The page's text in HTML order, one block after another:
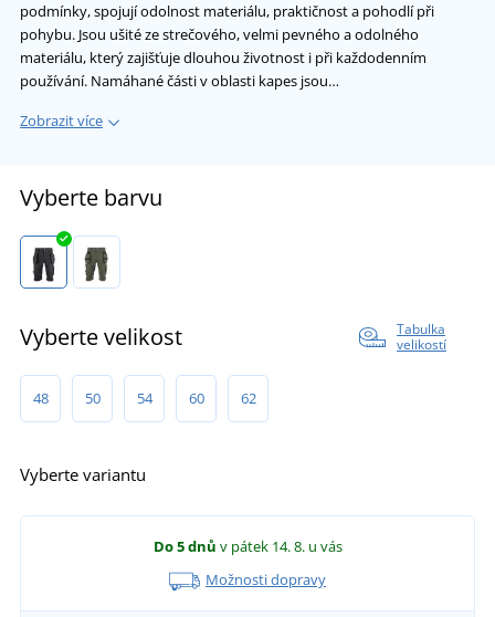
podmínky, spojují odolnost materiálu, praktičnost a pohodlí při
pohybu. Jsou ušité ze strečového, velmi pevného a odolného
materiálu, který zajišťuje dlouhou životnost i při každodenním
používání. Namáhané části v oblasti kapes jsou…
Zobrazit více
Vyberte barvu
Vyberte velikost
Tabulka
velikostí
48 50 54 60 62
Vyberte variantu
Do 5 dnů v pátek 14. 8. u vás
Možnosti dopravy